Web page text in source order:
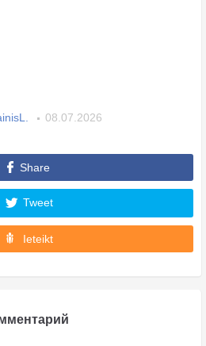
08.07.2026
Share
Tweet
Ieteikt